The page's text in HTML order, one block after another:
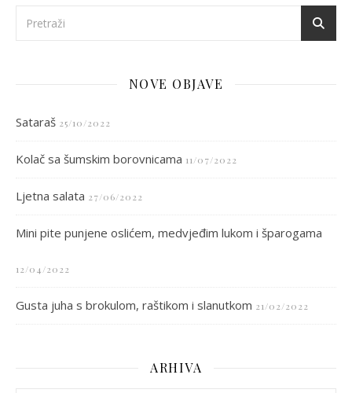
NOVE OBJAVE
Sataraš 25/10/2022
Kolač sa šumskim borovnicama 11/07/2022
Ljetna salata 27/06/2022
Mini pite punjene oslićem, medvjeđim lukom i šparogama
12/04/2022
Gusta juha s brokulom, raštikom i slanutkom 21/02/2022
ARHIVA